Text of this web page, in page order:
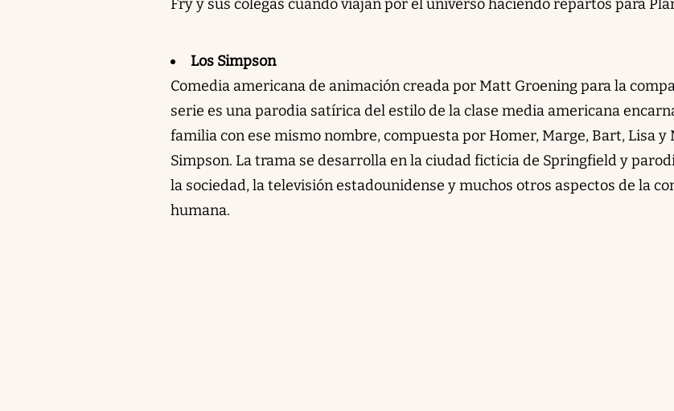
Fry y sus colegas cuando viajan por el universo haciendo repartos para
Los Simpson
Comedia americana de animación creada por Matt Groening para la
serie es una parodia satírica del estilo de la clase media americana
familia con ese mismo nombre, compuesta por Homer, Marge, Bart, Lisa y
Simpson. La trama se desarrolla en la ciudad ficticia de Springfield y
la sociedad, la televisión estadounidense y muchos otros aspectos de la
humana.